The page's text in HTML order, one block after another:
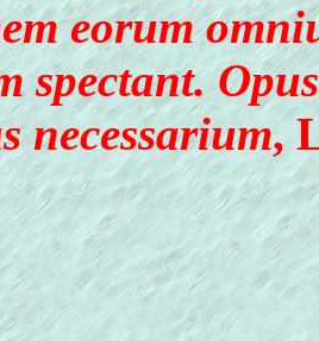
eorum
spectant.
necessarium,